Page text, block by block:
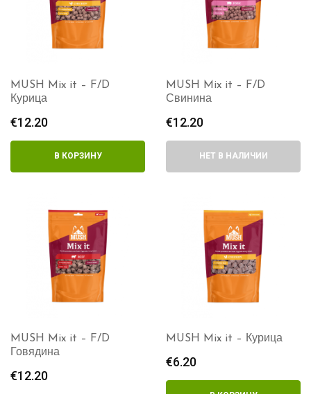
MUSH Mix it – F/D
Курица
€12.20
В КОРЗИНУ
MUSH Mix it – F/D
Свинина
€12.20
НЕТ В НАЛИЧИИ
MUSH Mix it – F/D
Говядина
€12.20
MUSH Mix it – Курица
€6.20